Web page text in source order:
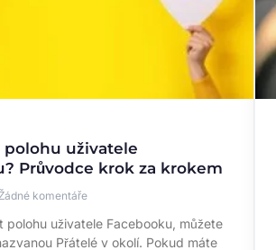
polohu uživatele
Průvodce krok za krokem
komentáře
polohu uživatele Facebooku, můžete
Přátelé v okolí. Pokud máte